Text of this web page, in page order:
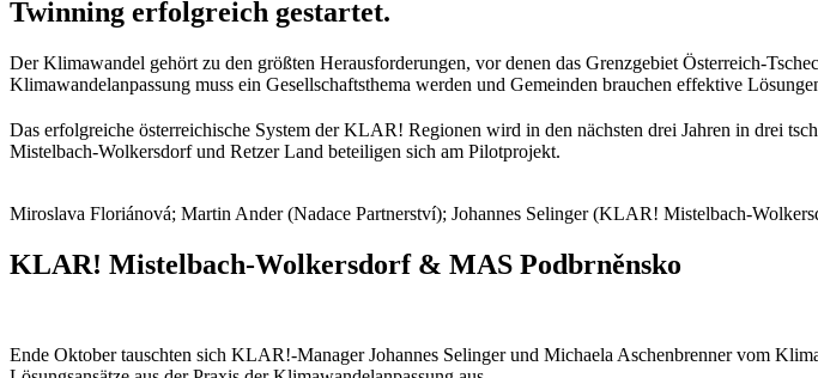
Twinning erfolgreich gestartet.
Der Klimawandel gehört zu den größten Herausforderungen, vor denen das Grenzgebiet Österreich-
Klimawandelanpassung muss ein Gesellschaftsthema werden und Gemeinden brauchen effektive
Das erfolgreiche österreichische System der KLAR! Regionen wird in den nächsten drei Jahren in drei
Mistelbach-Wolkersdorf und Retzer Land beteiligen sich am Pilotprojekt.
Miroslava Floriánová; Martin Ander (Nadace Partnerství); Johannes Selinger (KLAR! Mistelbach-
KLAR! Mistelbach-Wolkersdorf & MAS Podbrněnsko
Ende Oktober tauschten sich KLAR!-Manager Johannes Selinger und Michaela Aschenbrenner vom